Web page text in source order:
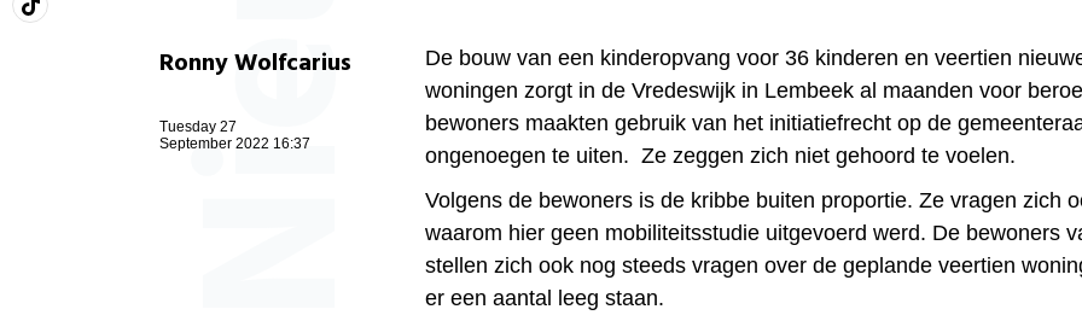
Ronny Wolfcarius
Tuesday 27
September 2022 16:37
De bouw van een kinderopvang voor 36 kinderen en veertien
woningen zorgt in de Vredeswijk in Lembeek al maanden voor
bewoners maakten gebruik van het initiatiefrecht op de
ongenoegen te uiten. Ze zeggen zich niet gehoord te voelen.
Volgens de bewoners is de kribbe buiten proportie. Ze vragen zich
waarom hier geen mobiliteitsstudie uitgevoerd werd. De bewoners
stellen zich ook nog steeds vragen over de geplande veertien
er een aantal leeg staan.